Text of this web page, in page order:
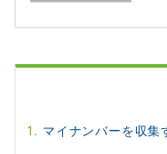
マイナンバーを収集